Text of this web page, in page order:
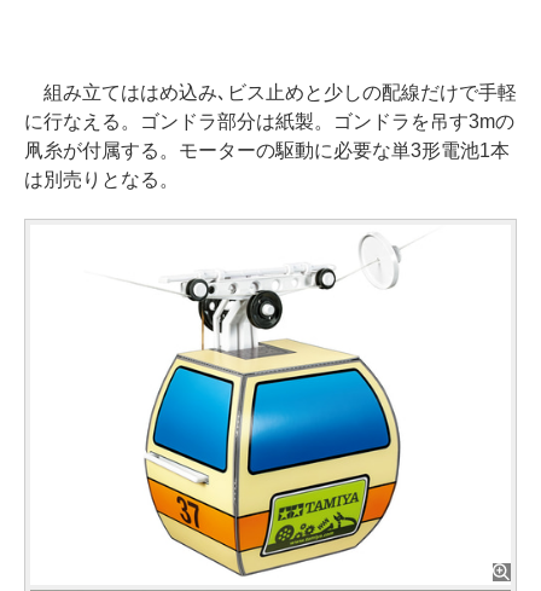
組み立てははめ込み､ビス止めと少しの配線だけで手軽
に行なえる。ゴンドラ部分は紙製。ゴンドラを吊す3mの
凧糸が付属する。モーターの駆動に必要な単3形電池1本
は別売りとなる。